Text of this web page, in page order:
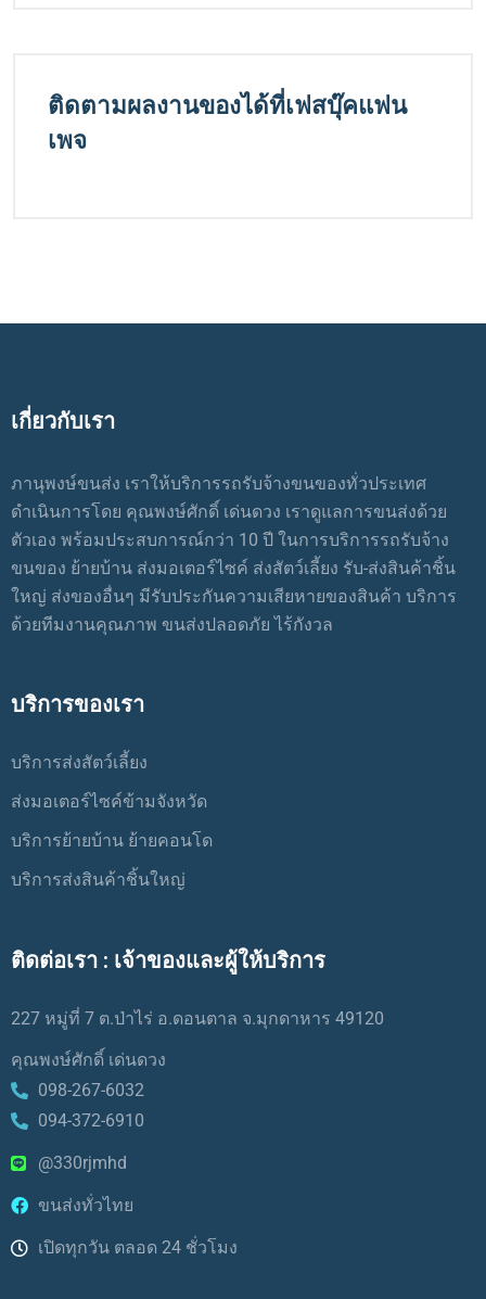
ติดตามผลงานของได้ที่เฟสบุ๊คแฟน
เพจ
เกี่ยวกับเรา
ภานุพงษ์ขนส่ง เราให้บริการรถรับจ้างขนของทั่วประเทศ
ดำเนินการโดย คุณพงษ์ศักดิ์ เด่นดวง เราดูแลการขนส่งด้วย
ตัวเอง พร้อมประสบการณ์กว่า 10 ปี ในการบริการรถรับจ้าง
ขนของ ย้ายบ้าน ส่งมอเตอร์ไซค์ ส่งสัตว์เลี้ยง รับ-ส่งสินค้าชิ้น
ใหญ่ ส่งของอื่นๆ มีรับประกันความเสียหายของสินค้า บริการ
ด้วยทีมงานคุณภาพ ขนส่งปลอดภัย ไร้กังวล
บริการของเรา
บริการส่งสัตว์เลี้ยง
ส่งมอเตอร์ไซค์ข้ามจังหวัด
บริการย้ายบ้าน ย้ายคอนโด
บริการส่งสินค้าชิ้นใหญ่
ติดต่อเรา : เจ้าของและผู้ให้บริการ
227 หมู่ที่ 7 ต.ป่าไร่ อ.ดอนตาล จ.มุกดาหาร 49120
คุณพงษ์ศักดิ์ เด่นดวง
098-267-6032
094-372-6910
@330rjmhd
ขนส่งทั่วไทย
เปิดทุกวัน ตลอด 24 ชั่วโมง